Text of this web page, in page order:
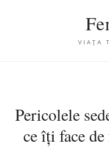
VIAȚA
Pericolele
ce îți face